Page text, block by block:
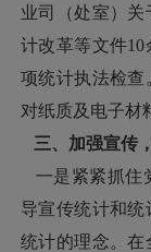
业司（处室）
计改革等文件
项统计执法检
对纸质及电子材
三、加强宣传
一是紧紧抓住
导宣传统计和
统计的理念。